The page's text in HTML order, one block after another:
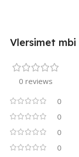
Vlersimet
0 reviews
0
0
0
0